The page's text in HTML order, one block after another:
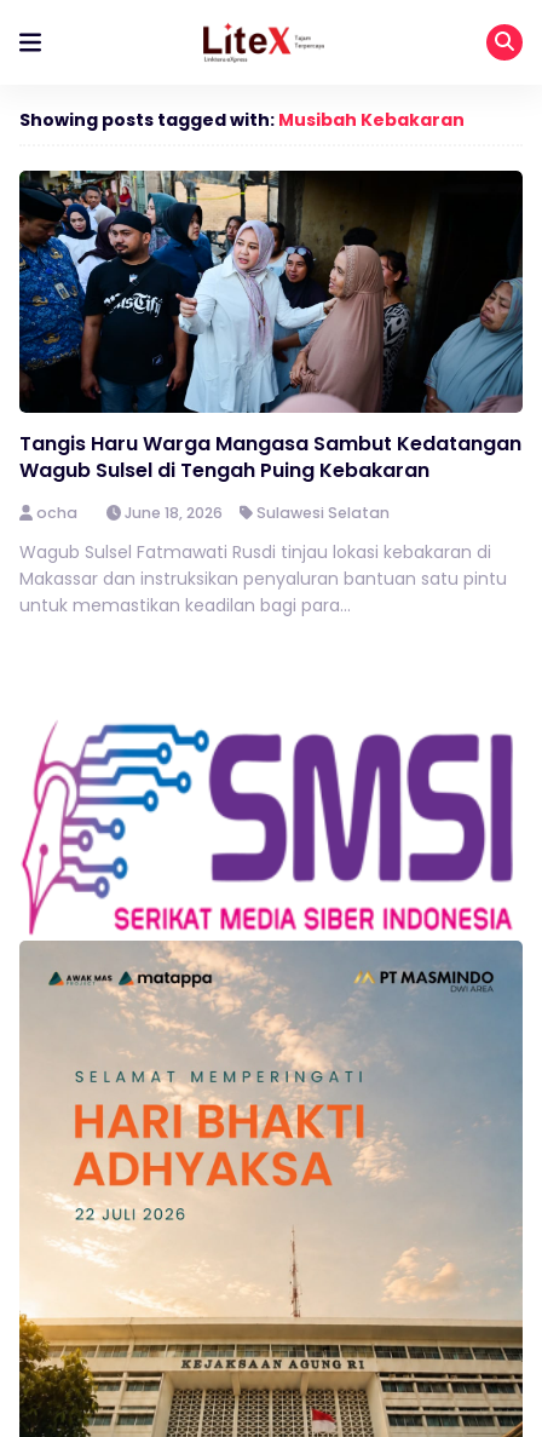
Showing posts tagged with: Musibah Kebakaran
Tangis Haru Warga Mangasa Sambut Kedatangan
Wagub Sulsel di Tengah Puing Kebakaran
ocha June 18, 2026 Sulawesi Selatan
Wagub Sulsel Fatmawati Rusdi tinjau lokasi kebakaran di
Makassar dan instruksikan penyaluran bantuan satu pintu
untuk memastikan keadilan bagi para...